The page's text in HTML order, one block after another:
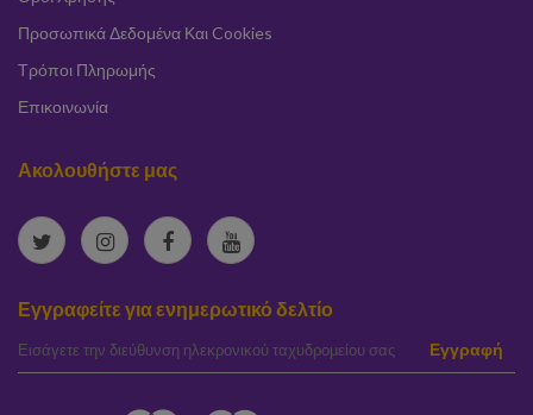
Προσωπικά Δεδομένα Και Cookies
Τρόποι Πληρωμής
Επικοινωνία
Ακολουθήστε μας
Εγγραφείτε για ενημερωτικό δελτίο
elta Εγγραφή